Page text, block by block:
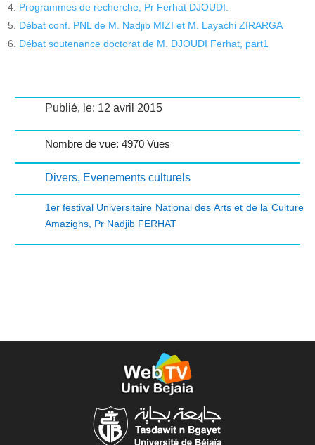
Programmes de recherche, Pr Ferhat DJOUDI.
Débat conf. PNL de M. Nadjib MIZI et M. Layachi ZIRARGA
Débat soutenance doctorat de M. DJOUDI Ferhat, part1
Publié, le: 12 avril 2015
Nombre de vue: 4970 Vues
Divers, Evenements culturels
1er festival Universitaire National des Arts et de la Culture
Amazighs, Pr Nadjib FERHAT